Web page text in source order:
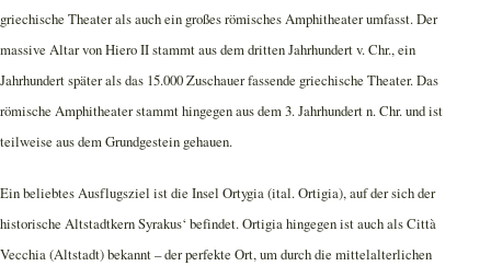
griechische Theater als auch ein großes römisches Amphitheater umfasst. Der
massive Altar von Hiero II stammt aus dem dritten Jahrhundert v. Chr., ein
Jahrhundert später als das 15.000 Zuschauer fassende griechische Theater. Das
römische Amphitheater stammt hingegen aus dem 3. Jahrhundert n. Chr. und ist
teilweise aus dem Grundgestein gehauen.
Ein beliebtes Ausflugsziel ist die Insel Ortygia (ital. Ortigia), auf der sich der
historische Altstadtkern Syrakus‘ befindet. Ortigia hingegen ist auch als Città
Vecchia (Altstadt) bekannt – der perfekte Ort, um durch die mittelalterlichen